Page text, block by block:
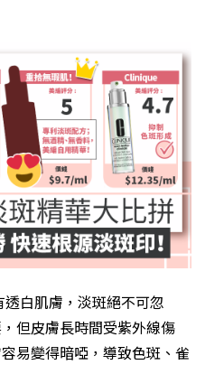
透白肌膚，淡斑絕不可忽
但皮膚長時間受紫外線傷
易變得暗啞，導致色斑、雀